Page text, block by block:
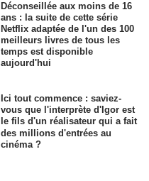
Déconseillée aux moins de 16
ans : la suite de cette série
Netflix adaptée de l'un des 100
meilleurs livres de tous les
temps est disponible
aujourd'hui
Ici tout commence : saviez-
vous que l'interprète d'Igor est
le fils d'un réalisateur qui a fait
des millions d'entrées au
cinéma ?